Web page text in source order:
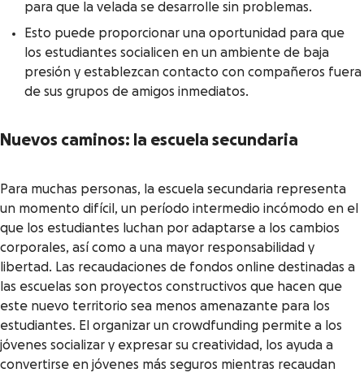
para que la velada se desarrolle sin problemas.
Esto puede proporcionar una oportunidad para que
los estudiantes socialicen en un ambiente de baja
presión y establezcan contacto con compañeros fuera
de sus grupos de amigos inmediatos.
Nuevos caminos: la escuela secundaria
Para muchas personas, la escuela secundaria representa
un momento difícil, un período intermedio incómodo en el
que los estudiantes luchan por adaptarse a los cambios
corporales, así como a una mayor responsabilidad y
libertad. Las recaudaciones de fondos online destinadas a
las escuelas son proyectos constructivos que hacen que
este nuevo territorio sea menos amenazante para los
estudiantes. El organizar un crowdfunding permite a los
jóvenes socializar y expresar su creatividad, los ayuda a
convertirse en jóvenes más seguros mientras recaudan